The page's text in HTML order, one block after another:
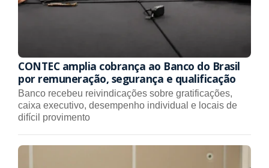
CONTEC amplia cobrança ao Banco do Brasil
por remuneração, segurança e qualificação
Banco recebeu reivindicações sobre gratificações,
caixa executivo, desempenho individual e locais de
difícil provimento